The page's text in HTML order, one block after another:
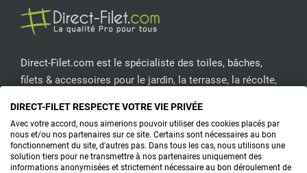
Direct-Filet.com est le spécialiste des toiles, bâches,
filets & accessoires pour le jardin, la terrasse, la récolte,
CONTACTEZ-NOUS
DIRECT-FILET RESPECTE VOTRE VIE PRIVÉE
Avec votre accord, nous aimerions pouvoir utiliser des cookies placés par
nous et/ou nos partenaires sur ce site. Certains sont nécessaires au bon
fonctionnement du site, d'autres pas. Dans tous les cas, nous utilisons une
solution tiers pour ne transmettre à nos partenaires uniquement des
informations anonymisées et strictement nécessaire au bon déroulement de